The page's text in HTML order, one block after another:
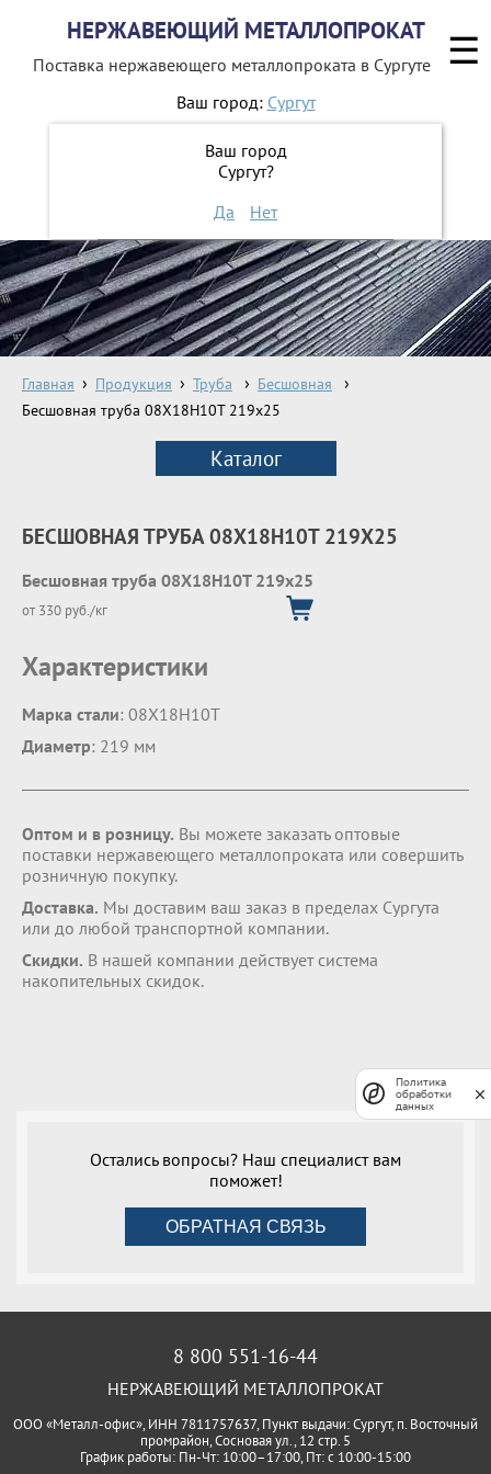
НЕРЖАВЕЮЩИЙ МЕТАЛЛОПРОКАТ
Поставка нержавеющего металлопроката в Сургуте
Ваш город: Сургут
Ваш город
Сургут?
Да
Нет
8 800 551-16-44
ЗАКАЗАТЬ ОБРАТНЫЙ ЗВОНОК
Главная Продукция Труба
Бесшовная
Бесшовная труба 08Х18Н10Т 219х25
Каталог
БЕСШОВНАЯ ТРУБА 08Х18Н10Т 219Х25
Бесшовная труба 08Х18Н10Т 219х25
от 330 руб./кг
Характеристики
Марка стали: 08Х18Н10Т
Диаметр: 219 мм
Оптом и в розницу. Вы можете заказать оптовые
поставки нержавеющего металлопроката или совершить
розничную покупку.
Доставка. Мы доставим ваш заказ в пределах Сургута
или до любой транспортной компании.
Скидки. В нашей компании действует система
накопительных скидок.
Остались вопросы? Наш специалист вам
поможет!
ОБРАТНАЯ СВЯЗЬ
8 800 551-16-44
НЕРЖАВЕЮЩИЙ МЕТАЛЛОПРОКАТ
ООО «Металл-офис», ИНН 7811757637, Пункт выдачи: Сургут, п. Восточный
промрайон, Сосновая ул., 12 стр. 5
График работы: Пн-Чт: 10:00–17:00, Пт: с 10:00-15:00
☰
Политика
обработки
данных